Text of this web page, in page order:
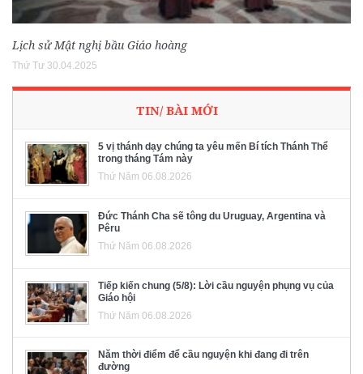
Lịch sử Mật nghị bầu Giáo hoàng
Thứ Tư 30.04.2025
TIN/ BÀI MỚI
5 vị thánh dạy chúng ta yêu mến Bí tích Thánh Thể
trong tháng Tám này
Thứ Năm 06.08.2026
Đức Thánh Cha sẽ tông du Uruguay, Argentina và
Pêru
Thứ Năm 06.08.2026
Tiếp kiến chung (5/8): Lời cầu nguyện phụng vụ của
Giáo hội
Thứ Năm 06.08.2026
Năm thời điểm để cầu nguyện khi đang đi trên
đường